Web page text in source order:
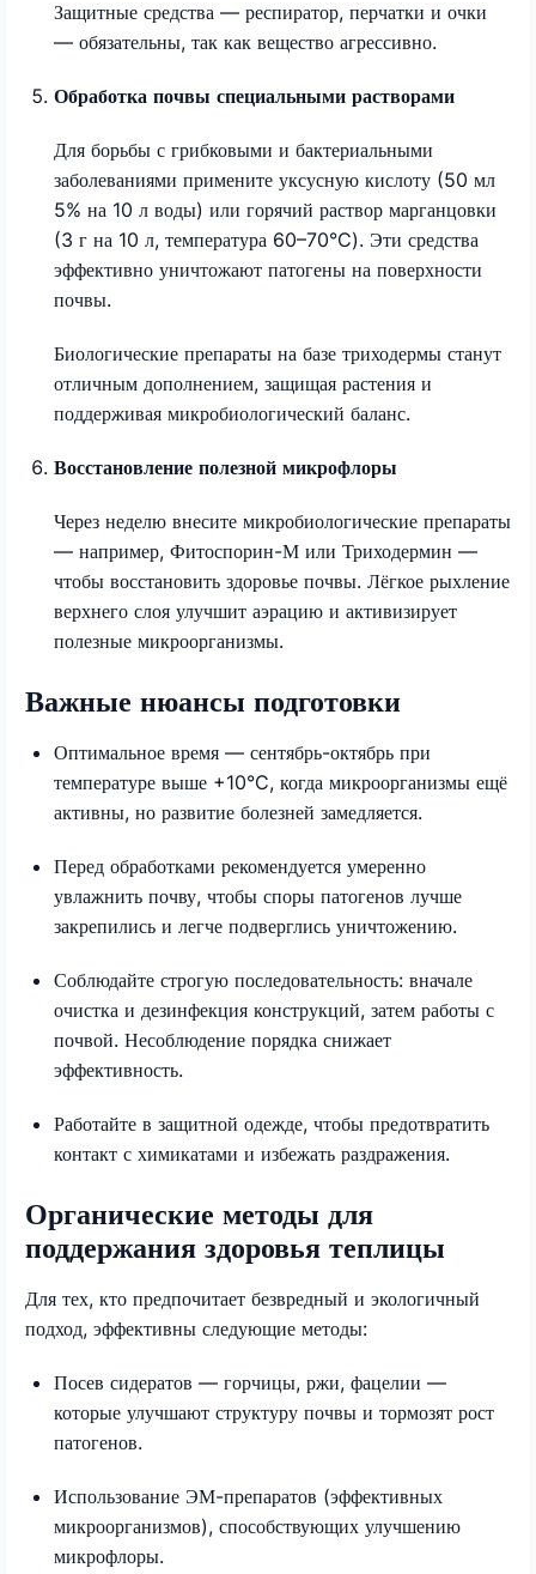
Защитные средства — респиратор, перчатки и очки
— обязательны, так как вещество агрессивно.
Обработка почвы специальными растворами
Для борьбы с грибковыми и бактериальными
заболеваниями примените уксусную кислоту (50 мл
5% на 10 л воды) или горячий раствор марганцовки
(3 г на 10 л, температура 60–70°C). Эти средства
эффективно уничтожают патогены на поверхности
почвы.
Биологические препараты на базе триходермы станут
отличным дополнением, защищая растения и
поддерживая микробиологический баланс.
Восстановление полезной микрофлоры
Через неделю внесите микробиологические препараты
— например, Фитоспорин-М или Триходермин —
чтобы восстановить здоровье почвы. Лёгкое рыхление
верхнего слоя улучшит аэрацию и активизирует
полезные микроорганизмы.
Важные нюансы подготовки
Оптимальное время — сентябрь-октябрь при
температуре выше +10°C, когда микроорганизмы ещё
активны, но развитие болезней замедляется.
Перед обработками рекомендуется умеренно
увлажнить почву, чтобы споры патогенов лучше
закрепились и легче подверглись уничтожению.
Соблюдайте строгую последовательность: вначале
очистка и дезинфекция конструкций, затем работы с
почвой. Несоблюдение порядка снижает
эффективность.
Работайте в защитной одежде, чтобы предотвратить
контакт с химикатами и избежать раздражения.
Органические методы для
поддержания здоровья теплицы
Для тех, кто предпочитает безвредный и экологичный
подход, эффективны следующие методы:
Посев сидератов — горчицы, ржи, фацелии —
которые улучшают структуру почвы и тормозят рост
патогенов.
Использование ЭМ-препаратов (эффективных
микроорганизмов), способствующих улучшению
микрофлоры.